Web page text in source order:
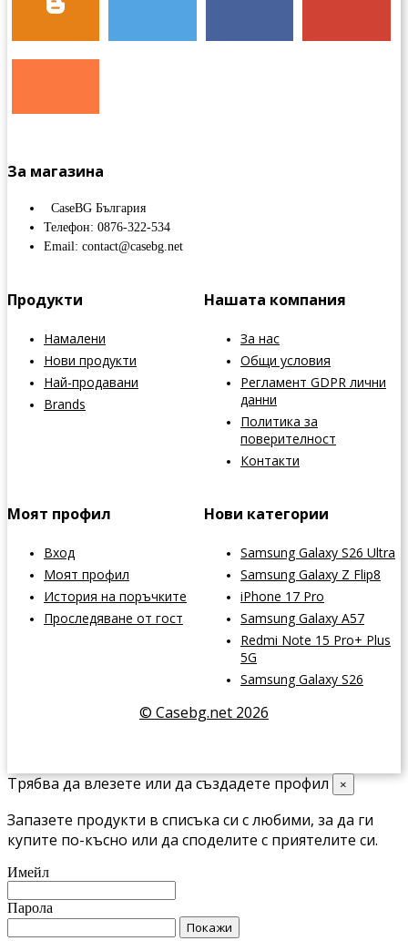
За магазина
CaseBG България
Телефон: 0876-322-534
Email: contact@casebg.net
Продукти
Намалени
Нови продукти
Най-продавани
Brands
Нашата компания
За нас
Общи условия
Регламент GDPR лични
данни
Политика за
поверителност
Контакти
Моят профил
Вход
Моят профил
История на поръчките
Проследяване от гост
Нови категории
Samsung Galaxy S26 Ultra
Samsung Galaxy Z Flip8
iPhone 17 Pro
Samsung Galaxy A57
Redmi Note 15 Pro+ Plus
5G
Samsung Galaxy S26
© Casebg.net 2026
Трябва да влезете или да създадете профил ×
Запазете продукти в списъка си с любими, за да ги
купите по-късно или да споделите с приятелите си.
Имейл
Парола
Покажи